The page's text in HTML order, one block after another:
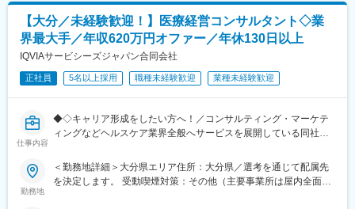
稼働しています
変更の範囲：会社の定める業務
■新薬のプロモーション
■長期収載品の市場拡大
■ジェネリック医薬品のプロモーション
※プロジェクトの状況によっては、選考保留（ご紹介できるプロジ
ェクトが出るまで保留）となる場合もございますのであらかじめ
ご認識の程よろしくお願いします※
■エリアを跨ぐ転勤なし：
初任地希望だけでなく、エリアを跨いでの転勤はないため、転勤
て、アサインを検討します。
【大分／未経験歓迎！】医療経営コンサルタント◇業
界最大手／年収620万円オファー／年休130日以上
IQVIAサービシーズジャパン合同会社
正社員 5名以上採用 職種未経験歓迎 業種未経験歓迎
仕事内容
◆◇キャリア形成をしたい方へ！／コンサルティング・マーケテ
ィングなどヘルスケア業界全般へサービスを展開している同社に
＼そもそも「IQVIA」とは？／
勤務地
＜勤務地詳細＞大分県エリア住所：大分県／選考を通じて配属先
を決定します。 受動喫煙対策：その他（主要事業所は屋内全面禁